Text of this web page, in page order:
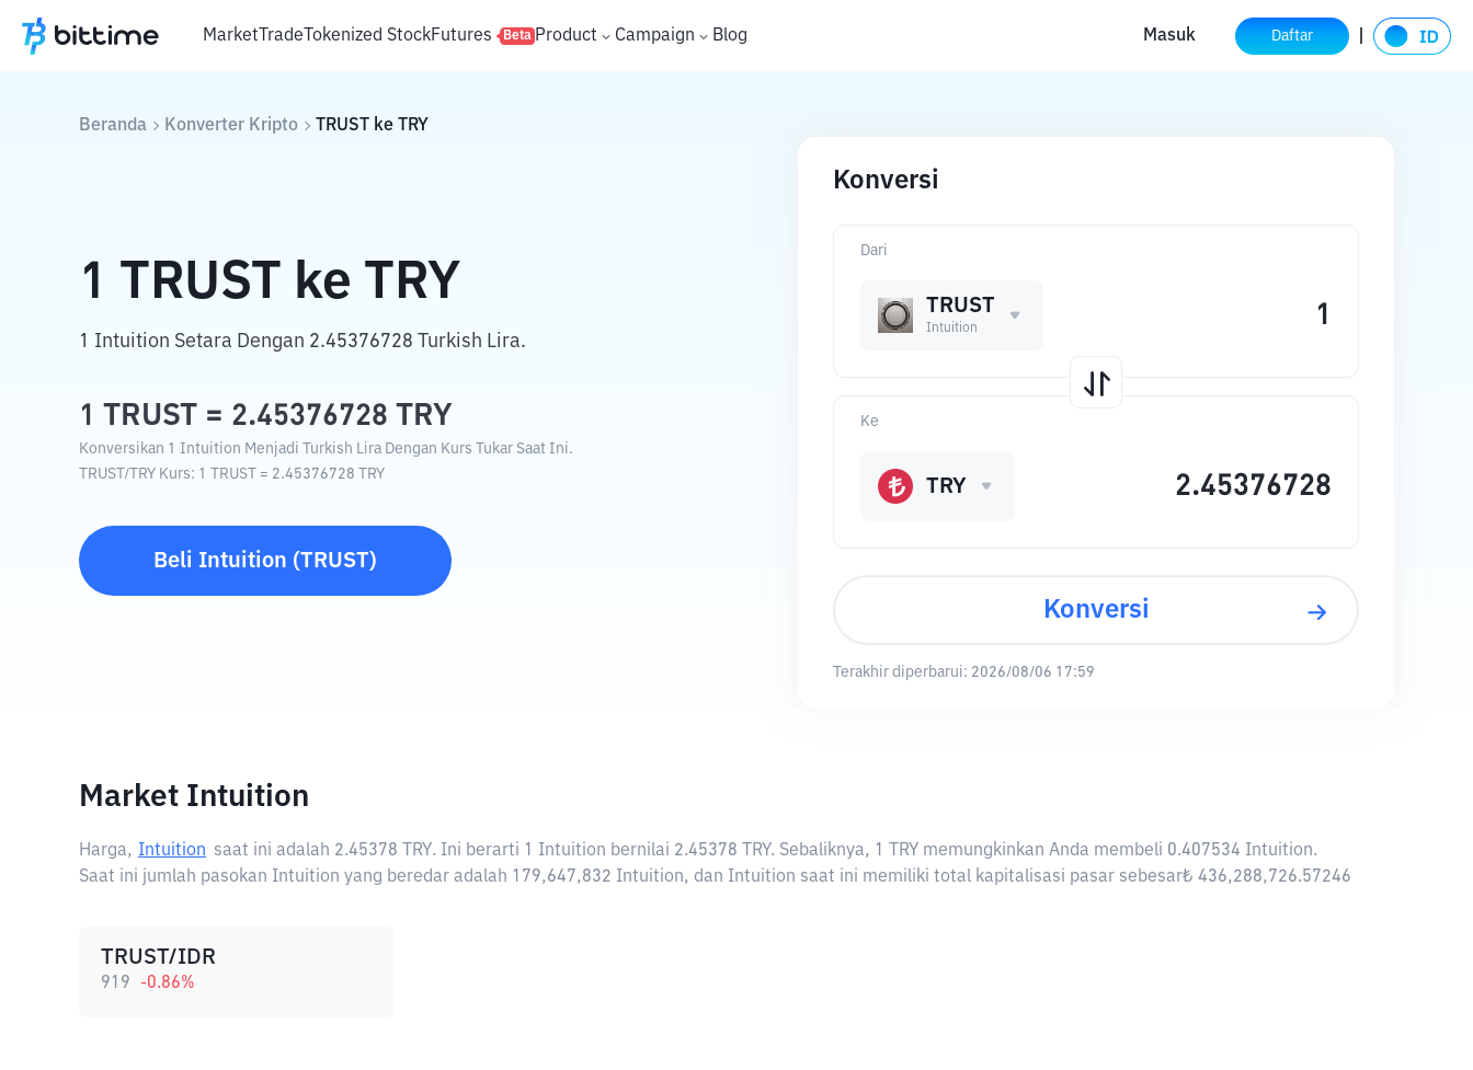
MarketTradeTokenized StockFutures Beta Product Campaign Blog Masuk Daftar
Beranda Konverter Kripto TRUST ke TRY
1 TRUST ke TRY
1 Intuition Setara Dengan 2.45376728 Turkish Lira.
1 TRUST = 2.45376728 TRY
Konversikan 1 Intuition Menjadi Turkish Lira Dengan Kurs Tukar Saat Ini.
TRUST / TRY Kurs: 1 TRUST = 2.45376728 TRY
Beli Intuition (TRUST)
Konversi
Dari
TRUST
Intuition
Ke
TRY
Konversi
Terakhir diperbarui: 2026/08/06 17:59
Market Intuition
Harga, Intuition saat ini adalah 2.45378 TRY. Ini berarti 1 Intuition bernilai 2.45378 TRY. Sebaliknya, 1 TRY memungkinkan Anda membeli 0.407534 Intuition.
Saat ini jumlah pasokan Intuition yang beredar adalah 179,647,832 Intuition, dan Intuition saat ini memiliki total kapitalisasi pasar sebesar₺ 436,288,726.57246
TRUST/IDR
919 -0.86%